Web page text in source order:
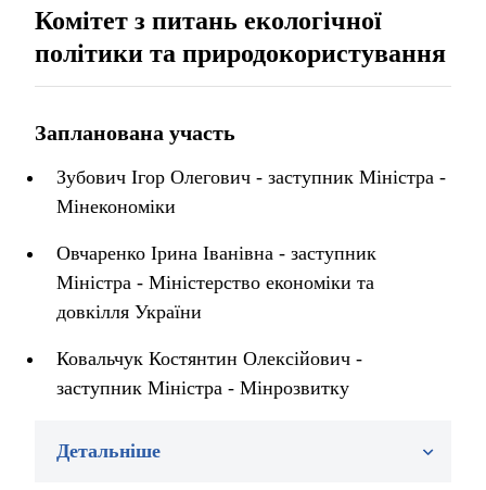
Комітет з питань екологічної
політики та природокористування
Запланована участь
Зубович Ігор Олегович - заступник Міністра -
Мінекономіки
Овчаренко Ірина Іванівна - заступник
Міністра - Міністерство економіки та
довкілля України
Ковальчук Костянтин Олексійович -
заступник Міністра - Мінрозвитку
Детальніше